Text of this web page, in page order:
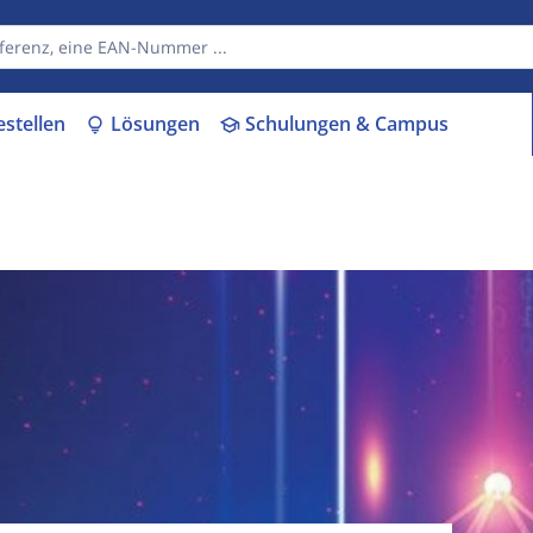
lightbulb Lösungen schoolSchulungen & Campus